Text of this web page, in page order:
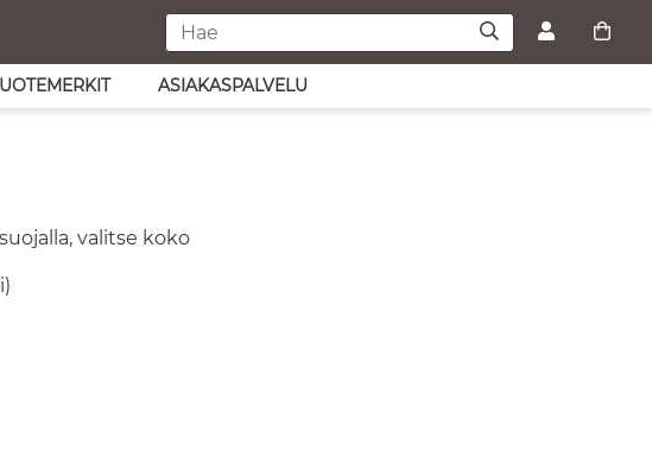
ASIAKASPALVELU
valitse koko